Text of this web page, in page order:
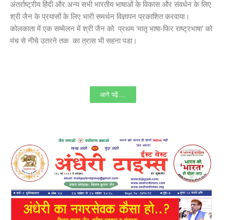
अंतर्राष्ट्रीय हिंदी और अन्य सभी भारतीय भाषाओं के विकास और संवर्धन के लिए
श्री जैन के प्रयासों के लिए भारी समर्थन विज्ञापन प्रकाशित करवाया।
कोलकाता में एक सम्मेलन में श्री जैन को प्रथम ‘मातृ भाषा-फिर राष्ट्रभाषा’ को
मंच से नीचे उतरने तक का त्रास भी सहना पडा।
आगे पढ़ें....